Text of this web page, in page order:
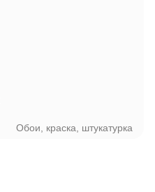
Обои, краска, штукатурка